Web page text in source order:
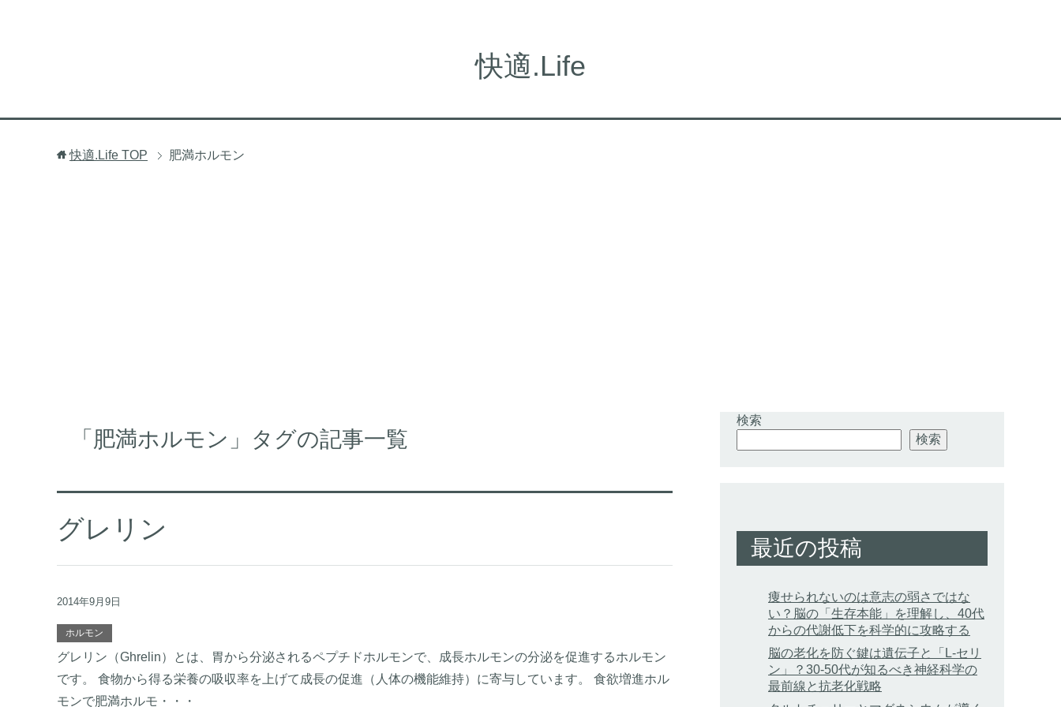
快適.Life
快適.Life TOP 肥満ホルモン
「肥満ホルモン」タグの記事一覧
グレリン
2014年9月9日
ホルモン
グレリン（Ghrelin）とは、胃から分泌されるペプチドホルモンで、成長ホルモンの分泌を促進するホルモン
です。 食物から得る栄養の吸収率を上げて成長の促進（人体の機能維持）に寄与しています。 食欲増進ホル
モンで肥満ホルモ・・・
検索
検索
最近の投稿
痩せられないのは意志の弱さではな
い？脳の「生存本能」を理解し、40代
からの代謝低下を科学的に攻略する
脳の老化を防ぐ鍵は遺伝子と「L-セリ
ン」？30-50代が知るべき神経科学の
最前線と抗老化戦略